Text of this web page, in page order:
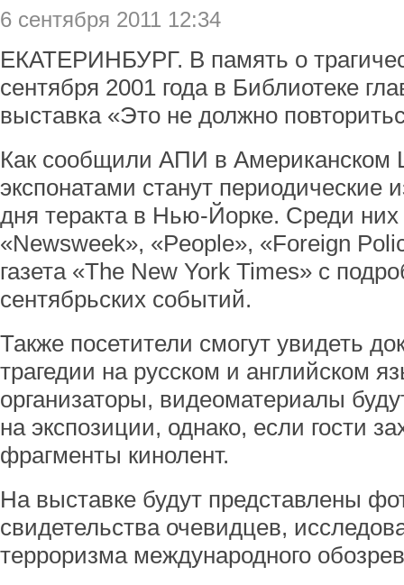
6 сентября 2011 12:34
ЕКАТЕРИНБУРГ. В память о
сентября 2001 года в Библиотеке
выставка «Это не должно
Как сообщили АПИ в Американском
экспонатами станут периодические
дня теракта в Нью-Йорке. Среди
«Newsweek», «People», «Foreign
газета «The New York Times» с
сентябрьских событий.
Также посетители смогут увидеть
трагедии на русском и английском
организаторы, видеоматериалы
на экспозиции, однако, если гости
фрагменты кинолент.
На выставке будут представлены
свидетельства очевидцев,
терроризма международного